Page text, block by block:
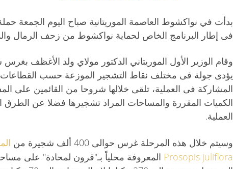
فى إطار البرنامج الخاص لحماية نواكشوط من زحف الرمال
وقام الوزير الأول الموريتاني الدكتور مولاي ولد الأغظف
يؤدى جولة فى مختلف نقاط التشجير الموزعة حسب القطاعات
المشاركة فى العملية، تلقى خلالها شروحا من القائمين على
الكميات المقررة والمساحات المراد تشجيرها فضلا عن الطرق
العملية.
وسيتم خلال هذه المرحلة غرس حوالى 400 ألف شجيرة من
Prosopis juliflora المعروفة محلياً بـ"قرون لمحادة" على